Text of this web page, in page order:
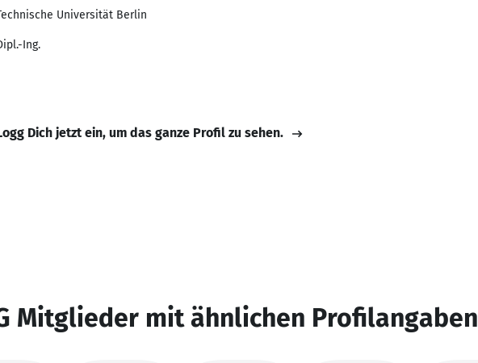
Universität Berlin
Ing.
Dich jetzt ein, um das ganze Profil zu sehen.
Mitglieder mit ähnlichen Profilangaben